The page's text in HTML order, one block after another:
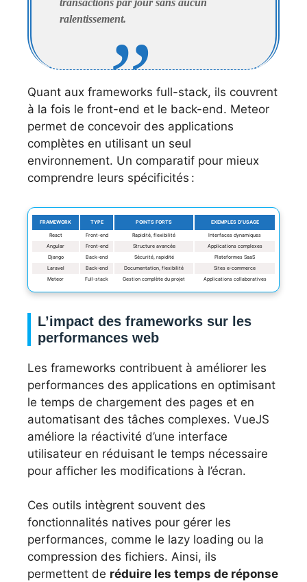
ralentissement.
Quant aux frameworks full-stack, ils couvrent
à la fois le front-end et le back-end. Meteor
permet de concevoir des applications
complètes en utilisant un seul
environnement. Un comparatif pour mieux
comprendre leurs spécificités :
FRAMEWORK TYPE POINTS FORTS EXEMPLES D’USAGE
React Front-end Rapidité, flexibilité
Interfaces dynamiques
Angular
Front-end Structure avancée
Applications complexes
Django
Back-end Sécurité, rapidité
Plateformes SaaS
Laravel
Back-end Documentation, flexibilité
Sites e-commerce
Meteor
Full-stack Gestion complète du projet Applications collaboratives
L’impact des frameworks sur les
performances web
Les frameworks contribuent à améliorer les
performances des applications en optimisant
le temps de chargement des pages et en
automatisant des tâches complexes. VueJS
améliore la réactivité d’une interface
utilisateur en réduisant le temps nécessaire
pour afficher les modifications à l’écran.
Ces outils intègrent souvent des
fonctionnalités natives pour gérer les
performances, comme le lazy loading ou la
compression des fichiers. Ainsi, ils
permettent de réduire les temps de réponse